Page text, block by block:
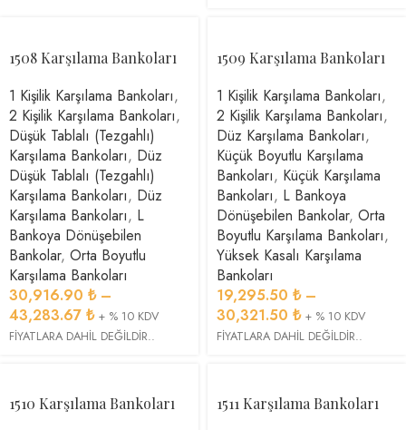
1508 Karşılama Bankoları
1 Kişilik Karşılama Bankoları,
2 Kişilik Karşılama Bankoları,
Düşük Tablalı (Tezgahlı)
Karşılama Bankoları, Düz
Düşük Tablalı (Tezgahlı)
Karşılama Bankoları, Düz
Karşılama Bankoları, L
Bankoya Dönüşebilen
Bankolar, Orta Boyutlu
Karşılama Bankoları
30,916.90 ₺ –
43,283.67 ₺ + % 10 KDV
FİYATLARA DAHİL DEĞİLDİR..
1509 Karşılama Bankoları
1 Kişilik Karşılama Bankoları,
2 Kişilik Karşılama Bankoları,
Düz Karşılama Bankoları,
Küçük Boyutlu Karşılama
Bankoları, Küçük Karşılama
Bankoları, L Bankoya
Dönüşebilen Bankolar, Orta
Boyutlu Karşılama Bankoları,
Yüksek Kasalı Karşılama
Bankoları
19,295.50 ₺ –
30,321.50 ₺ + % 10 KDV
FİYATLARA DAHİL DEĞİLDİR..
1510 Karşılama Bankoları 1511 Karşılama Bankoları